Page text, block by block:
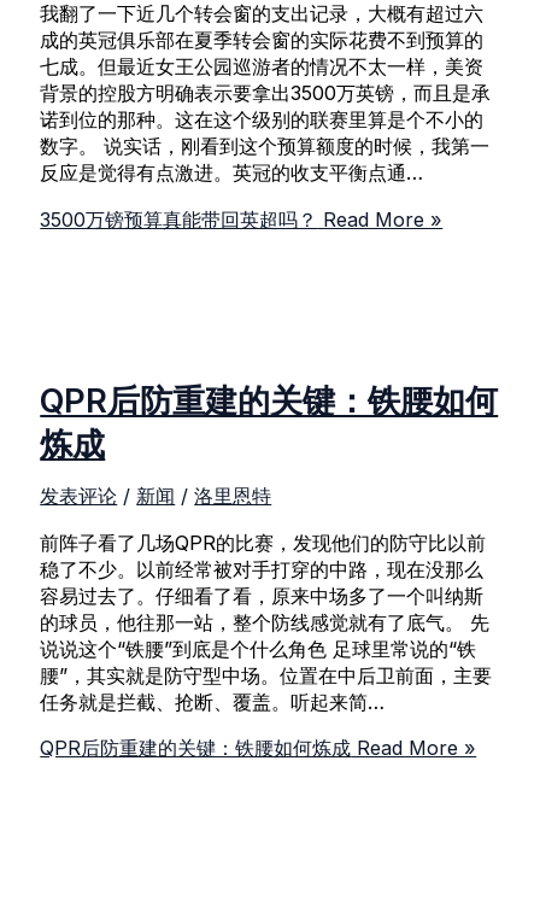
我翻了一下近几个转会窗的支出记录，大概有超过六
成的英冠俱乐部在夏季转会窗的实际花费不到预算的
七成。但最近女王公园巡游者的情况不太一样，美资
背景的控股方明确表示要拿出3500万英镑，而且是承
诺到位的那种。这在这个级别的联赛里算是个不小的
数字。 说实话，刚看到这个预算额度的时候，我第一
反应是觉得有点激进。英冠的收支平衡点通…
3500万镑预算真能带回英超吗？ Read More »
QPR后防重建的关键：铁腰如何
炼成
发表评论 / 新闻 /洛里恩特
前阵子看了几场QPR的比赛，发现他们的防守比以前
稳了不少。以前经常被对手打穿的中路，现在没那么
容易过去了。仔细看了看，原来中场多了一个叫纳斯
的球员，他往那一站，整个防线感觉就有了底气。 先
说说这个“铁腰”到底是个什么角色 足球里常说的“铁
腰”，其实就是防守型中场。位置在中后卫前面，主要
任务就是拦截、抢断、覆盖。听起来简…
QPR后防重建的关键：铁腰如何炼成 Read More »